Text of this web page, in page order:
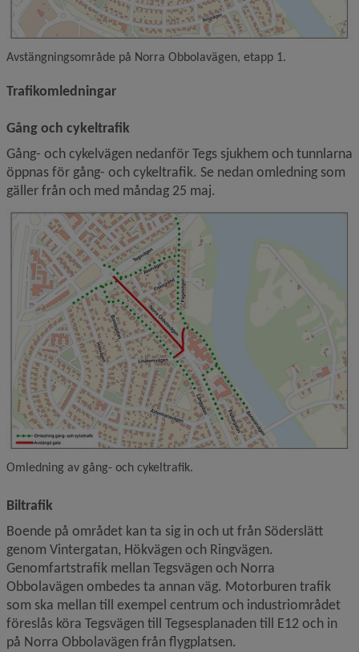
Avstängningsområde på Norra Obbolavägen, etapp 1.
Trafikomledningar
Gång och cykeltrafik
Gång- och cykelvägen nedanför Tegs sjukhem och tunnlarna
öppnas för gång- och cykeltrafik. Se nedan omledning som
gäller från och med måndag 25 maj.
Omledning av gång- och cykeltrafik.
Biltrafik
Boende på området kan ta sig in och ut från Söderslätt
genom Vintergatan, Hökvägen och Ringvägen.
Genomfartstrafik mellan Tegsvägen och Norra
Obbolavägen ombedes ta annan väg. Motorburen trafik
som ska mellan till exempel centrum och industriområdet
föreslås köra Tegsvägen till Tegsesplanaden till E12 och in
på Norra Obbolavägen från flygplatsen.